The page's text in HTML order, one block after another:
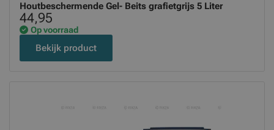
Houtbeschermende Gel- Beits grafietgrijs 5 Liter
44,95
Op voorraad
Bekijk product